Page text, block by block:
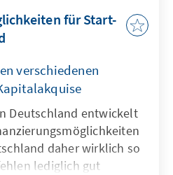
für Start-
verschiedenen
Deutschland entwickelt
daher wirklich so
lediglich gut